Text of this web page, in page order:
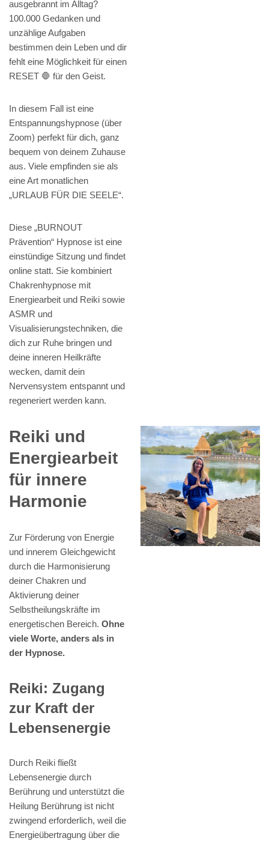
ausgebrannt im Alltag?
100.000 Gedanken und
unzählige Aufgaben
bestimmen dein Leben und dir
fehlt eine Möglichkeit für einen
RESET 🛑 für den Geist.
In diesem Fall ist eine
Entspannungshypnose (über
Zoom) perfekt für dich, ganz
bequem von deinem Zuhause
aus. Viele empfinden sie als
eine Art monatlichen
„URLAUB FÜR DIE SEELE“.
Diese „BURNOUT
Prävention“ Hypnose ist eine
einstündige Sitzung und findet
online statt. Sie kombiniert
Chakrenhypnose mit
Energiearbeit und Reiki sowie
ASMR und
Visualisierungstechniken, die
dich zur Ruhe bringen und
deine inneren Heilkräfte
wecken, damit dein
Nervensystem entspannt und
regeneriert werden kann.
Reiki und
Energiearbeit
für innere
Harmonie
Zur Förderung von Energie
und innerem Gleichgewicht
durch die Harmonisierung
deiner Chakren und
Aktivierung deiner
Selbstheilungskräfte im
energetischen Bereich. Ohne
viele Worte, anders als in
der Hypnose.
Reiki: Zugang
zur Kraft der
Lebensenergie
Durch Reiki fließt
Lebensenergie durch
Berührung und unterstützt die
Heilung Berührung ist nicht
zwingend erforderlich, weil die
Energieübertragung über die